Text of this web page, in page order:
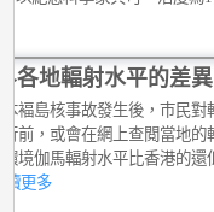
各地輻射水平的差異
褔島核事故發生後，巿民對
前，或會在網上查閲當地
境伽馬輻射水平比香港的
讀更多